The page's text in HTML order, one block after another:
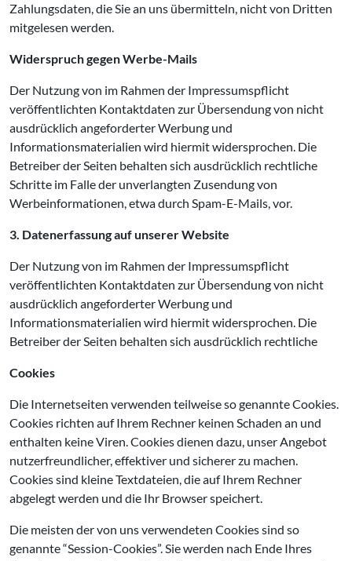
Zahlungsdaten, die Sie an uns übermitteln, nicht von Dritten
mitgelesen werden.
Widerspruch gegen Werbe-Mails
Der Nutzung von im Rahmen der Impressumspflicht
veröffentlichten Kontaktdaten zur Übersendung von nicht
ausdrücklich angeforderter Werbung und
Informationsmaterialien wird hiermit widersprochen. Die
Betreiber der Seiten behalten sich ausdrücklich rechtliche
Schritte im Falle der unverlangten Zusendung von
Werbeinformationen, etwa durch Spam-E-Mails, vor.
3. Datenerfassung auf unserer Website
Der Nutzung von im Rahmen der Impressumspflicht
veröffentlichten Kontaktdaten zur Übersendung von nicht
ausdrücklich angeforderter Werbung und
Informationsmaterialien wird hiermit widersprochen. Die
Betreiber der Seiten behalten sich ausdrücklich rechtliche
Cookies
Die Internetseiten verwenden teilweise so genannte Cookies.
Cookies richten auf Ihrem Rechner keinen Schaden an und
enthalten keine Viren. Cookies dienen dazu, unser Angebot
nutzerfreundlicher, effektiver und sicherer zu machen.
Cookies sind kleine Textdateien, die auf Ihrem Rechner
abgelegt werden und die Ihr Browser speichert.
Die meisten der von uns verwendeten Cookies sind so
genannte “Session-Cookies”. Sie werden nach Ende Ihres